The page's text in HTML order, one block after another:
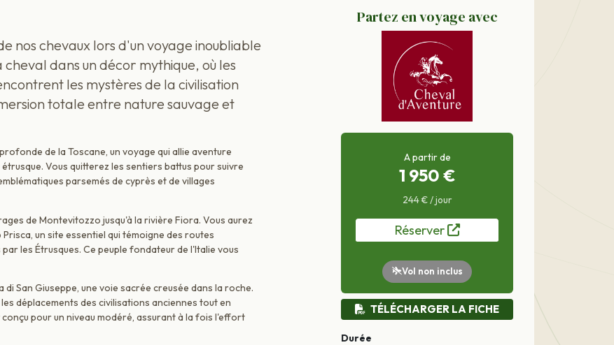
nos chevaux lors d'un voyage inoubliable
dans un décor mythique, où les
les mystères de la civilisation
totale entre nature sauvage et
de la Toscane, un voyage qui allie aventure
Vous quitterez les sentiers battus pour suivre
parsemés de cyprès et de villages
de Montevitozzo jusqu'à la rivière Fiora. Vous aurez
un site essentiel qui témoigne des routes
les Étrusques. Ce peuple fondateur de l'Italie vous
San Giuseppe, une voie sacrée creusée dans la roche.
déplacements des civilisations anciennes tout en
pour un niveau modéré, assurant à la fois l'effort
Partez en voyage avec
A partir de
1 950 €
244 € / jour
Réserver
Vol non inclus
TÉLÉCHARGER LA FICHE
Durée